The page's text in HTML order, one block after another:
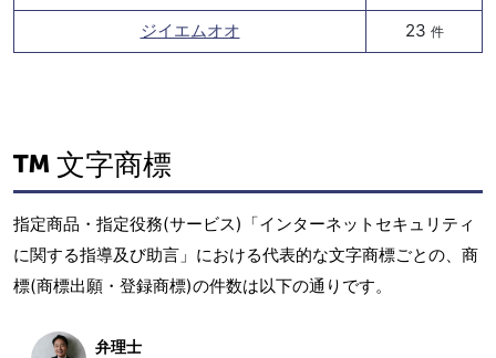
ジイエムオオ 23 件
文字商標
指定商品・指定役務(サービス)「インターネットセキュリティ
に関する指導及び助言」における代表的な文字商標ごとの、商
標(商標出願・登録商標)の件数は以下の通りです。
弁理士